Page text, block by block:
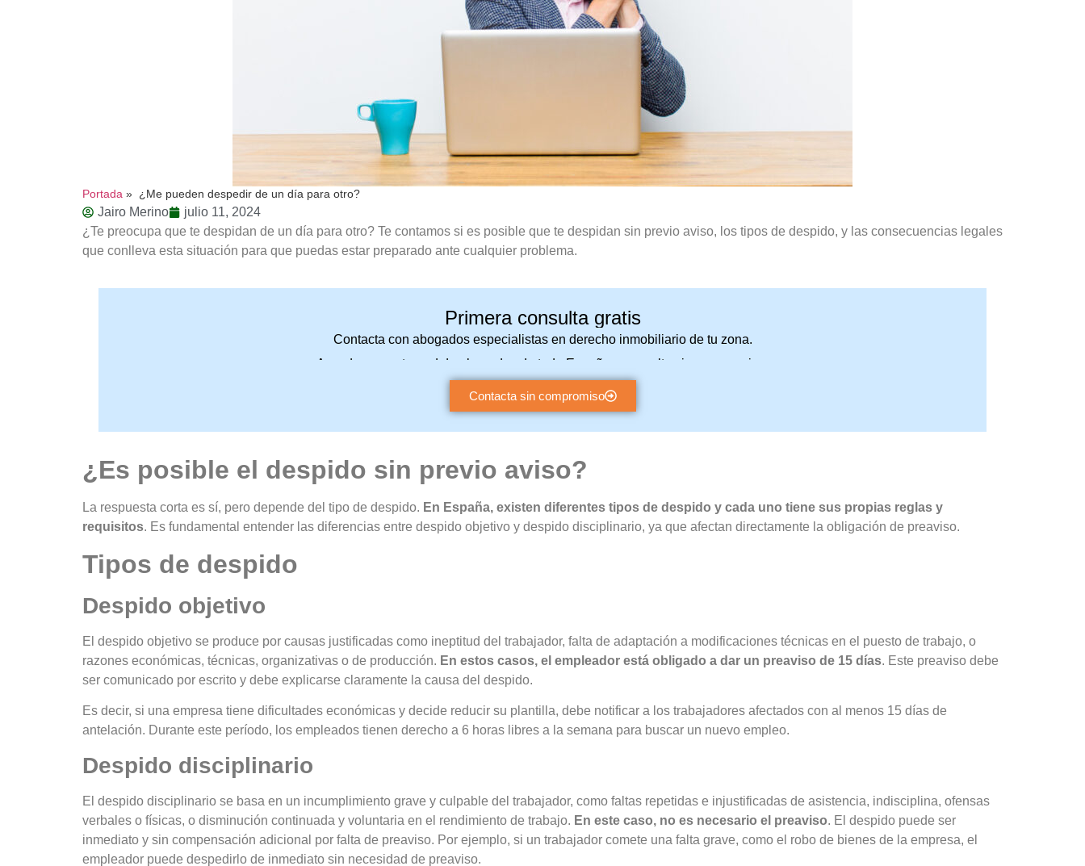
Portada » ¿Me pueden despedir de un día para otro?
Jairo Merino
julio 11, 2024
¿Te preocupa que te despidan de un día para otro? Te contamos si es posible que te despidan sin previo aviso, los tipos de despido, y las consecuencias legales
que conlleva esta situación para que puedas estar preparado ante cualquier problema.
Primera consulta gratis
Contacta con abogados especialistas en derecho inmobiliario de tu zona.
Accede a nuestra red de abogados de toda España y consulta sin compromiso.
Contacta sin compromiso
¿Es posible el despido sin previo aviso?
La respuesta corta es sí, pero depende del tipo de despido. En España, existen diferentes tipos de despido y cada uno tiene sus propias reglas y
requisitos. Es fundamental entender las diferencias entre despido objetivo y despido disciplinario, ya que afectan directamente la obligación de preaviso.
Tipos de despido
Despido objetivo
El despido objetivo se produce por causas justificadas como ineptitud del trabajador, falta de adaptación a modificaciones técnicas en el puesto de trabajo, o
razones económicas, técnicas, organizativas o de producción. En estos casos, el empleador está obligado a dar un preaviso de 15 días. Este preaviso debe
ser comunicado por escrito y debe explicarse claramente la causa del despido.
Es decir, si una empresa tiene dificultades económicas y decide reducir su plantilla, debe notificar a los trabajadores afectados con al menos 15 días de
antelación. Durante este período, los empleados tienen derecho a 6 horas libres a la semana para buscar un nuevo empleo.
Despido disciplinario
El despido disciplinario se basa en un incumplimiento grave y culpable del trabajador, como faltas repetidas e injustificadas de asistencia, indisciplina, ofensas
verbales o físicas, o disminución continuada y voluntaria en el rendimiento de trabajo. En este caso, no es necesario el preaviso. El despido puede ser
inmediato y sin compensación adicional por falta de preaviso. Por ejemplo, si un trabajador comete una falta grave, como el robo de bienes de la empresa, el
empleador puede despedirlo de inmediato sin necesidad de preaviso.